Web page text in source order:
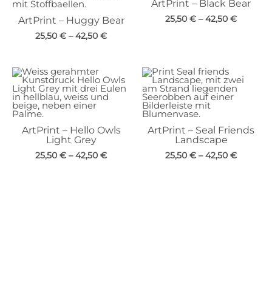
ArtPrint – Huggy Bear
25,50 € –42,50 €
ArtPrint – Black Bear
25,50 € –42,50 €
ArtPrint – Hello Owls
Light Grey
25,50 € –42,50 €
ArtPrint – Seal Friends
Landscape
25,50 € –42,50 €